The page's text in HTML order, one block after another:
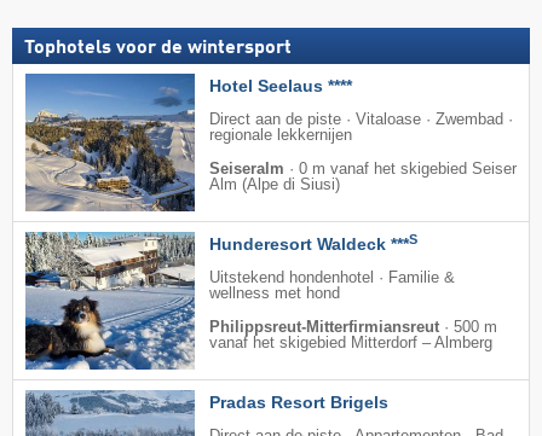
Tophotels voor de wintersport
Hotel Seelaus ****
Direct aan de piste · Vitaloase · Zwembad ·
regionale lekkernijen
Seiseralm · 0 m vanaf het skigebied Seiser
Alm (Alpe di Siusi)
Hunderesort Waldeck ***S
Uitstekend hondenhotel · Familie &
wellness met hond
Philippsreut-Mitterfirmiansreut · 500 m
vanaf het skigebied Mitterdorf – Almberg
Pradas Resort Brigels